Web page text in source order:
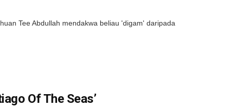
Tee Abdullah mendakwa beliau 'digam' daripada
Of The Seas’